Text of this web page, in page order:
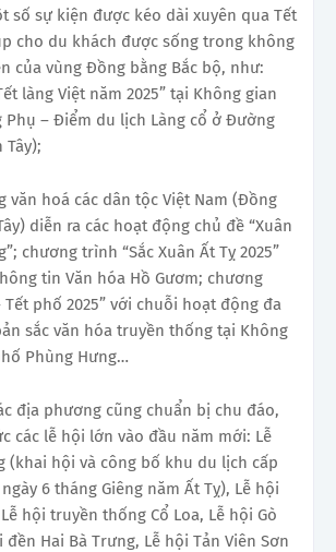
số sự kiện được kéo dài xuyên qua Tết
cho du khách được sống trong không
của vùng Đồng bằng Bắc bộ, như:
làng Việt năm 2025” tại Không gian
Phụ – Điểm du lịch Làng cổ ở Đường
Tây);
văn hoá các dân tộc Việt Nam (Đồng
diễn ra các hoạt động chủ đề “Xuân
chương trình “Sắc Xuân Ất Tỵ 2025”
tin Văn hóa Hồ Gươm; chương
Tết phố 2025” với chuỗi hoạt động đa
sắc văn hóa truyền thống tại Không
Phùng Hưng…
địa phương cũng chuẩn bị chu đáo,
các lễ hội lớn vào đầu năm mới: Lễ
(khai hội và công bố khu du lịch cấp
6 tháng Giêng năm Ất Tỵ), Lễ hội
hội truyền thống Cổ Loa, Lễ hội Gò
Hai Bà Trưng, Lễ hội Tản Viên Sơn